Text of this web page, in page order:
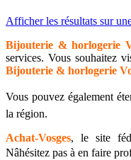
Afficher les résultats sur
Bijouterie & horlogerie
services. Vous souhaitez
Bijouterie & horlogerie
Vous pouvez également
la région.
Achat-Vosges, le site
Nâhésitez pas à en faire